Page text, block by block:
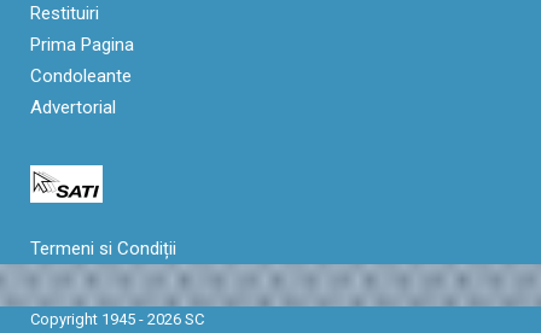
Restituiri
Prima Pagina
Condoleante
Advertorial
Termeni si Condiții
Copyright 1945 - 2026 SC